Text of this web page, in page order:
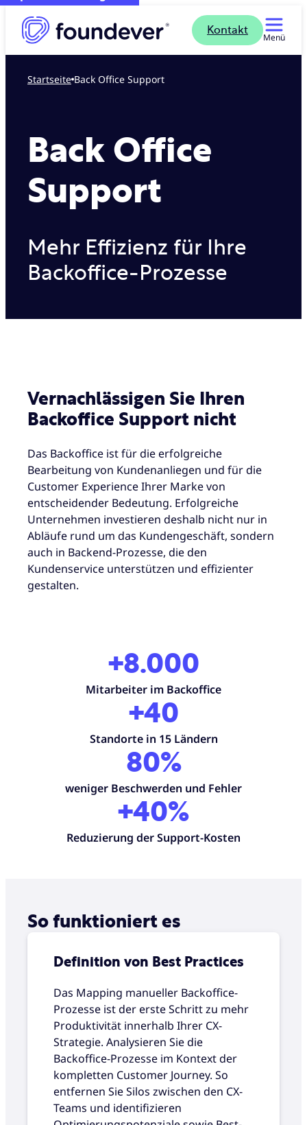
Kontakt
Menü
Startseite Back Office Support
Back Office
Support
Mehr Effizienz für Ihre
Backoffice-Prozesse
Vernachlässigen Sie Ihren
Backoffice Support nicht
Das Backoffice ist für die erfolgreiche
Bearbeitung von Kundenanliegen und für die
Customer Experience Ihrer Marke von
entscheidender Bedeutung. Erfolgreiche
Unternehmen investieren deshalb nicht nur in
Abläufe rund um das Kundengeschäft, sondern
auch in Backend-Prozesse, die den
Kundenservice unterstützen und effizienter
gestalten.
+8.000
Mitarbeiter im Backoffice
+40
Standorte in 15 Ländern
80%
weniger Beschwerden und Fehler
+40%
Reduzierung der Support-Kosten
So funktioniert es
Definition von Best Practices
Das Mapping manueller Backoffice-
Prozesse ist der erste Schritt zu mehr
Produktivität innerhalb Ihrer CX-
Strategie. Analysieren Sie die
Backoffice-Prozesse im Kontext der
kompletten Customer Journey. So
entfernen Sie Silos zwischen den CX-
Teams und identifizieren